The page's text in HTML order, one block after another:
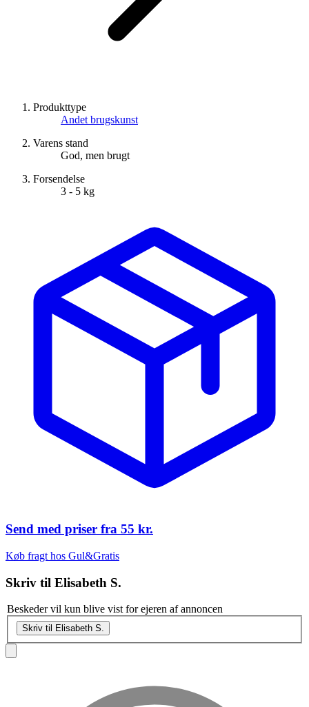
Produkttype
Andet brugskunst
Varens stand
God, men brugt
Forsendelse
3 - 5 kg
Send med priser fra 55 kr.
Køb fragt hos Gul&Gratis
Skriv til Elisabeth S.
Beskeder vil kun blive vist for ejeren af annoncen
Skriv til Elisabeth S.